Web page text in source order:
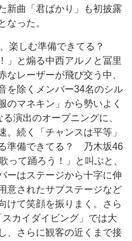
新曲「君ばかり」も初披露
なった。
楽しむ準備できてる？
」と煽る中西アルノと冨里
なレーザーが飛び交う中、
を除くメンバー34名のシル
のマネキン」から勢いよく
演出のオープニングに、
。続く「チャンスは平等」
準備できてる？ 乃木坂46
って踊ろう！」と叫ぶと、
ーはステージから十字に伸
意されたサブステージなど
けて笑顔を振りまく。さら
カイダイビング」では大
、さらに観客の近くまで接